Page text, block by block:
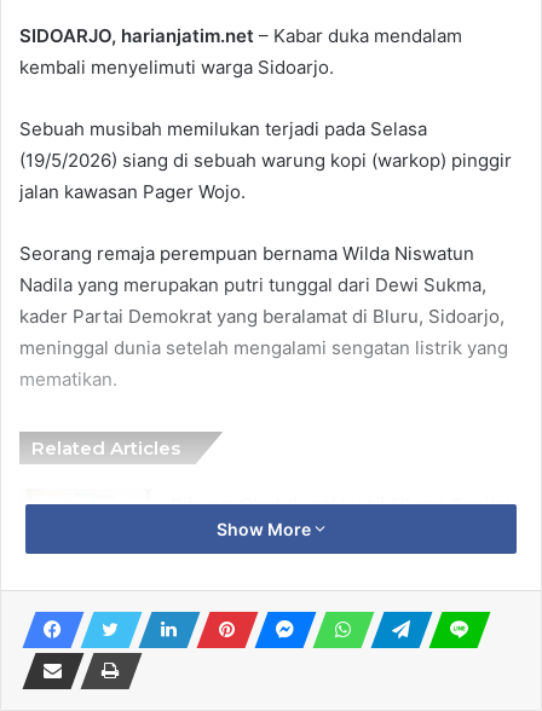
SIDOARJO, harianjatim.net – Kabar duka mendalam
kembali menyelimuti warga Sidoarjo.
​Sebuah musibah memilukan terjadi pada Selasa
(19/5/2026) siang di sebuah warung kopi (warkop) pinggir
jalan kawasan Pager Wojo.
​Seorang remaja perempuan bernama Wilda Niswatun
Nadila yang merupakan putri tunggal dari Dewi Sukma,
kader Partai Demokrat yang beralamat di Bluru, Sidoarjo,
meninggal dunia setelah mengalami sengatan listrik yang
mematikan.
Related Articles
Ribuan Obat Ilegal Hasil Sitaan Senilai
Ratusan Juta Rupiah Dimusnahkan di
7 August 2026
Bulog Siapkan Pengalihan Sebagian
Show More